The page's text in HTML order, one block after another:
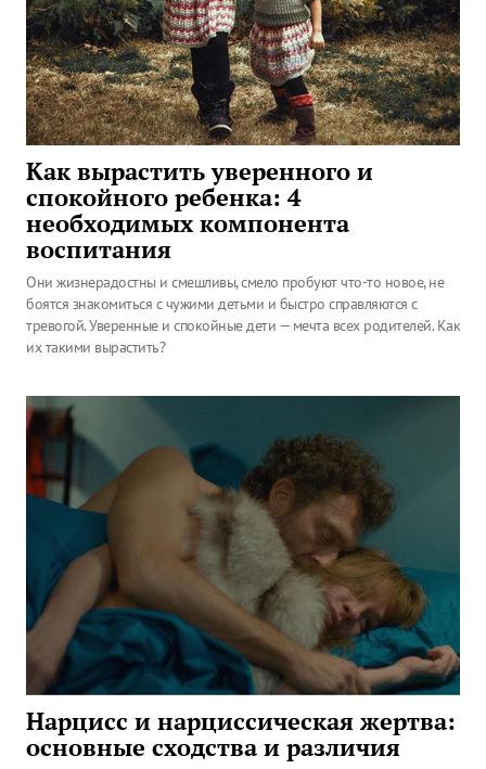
Как вырастить уверенного и
спокойного ребенка: 4
необходимых компонента
воспитания
Они жизнерадостны и смешливы, смело пробуют что-то новое, не
боятся знакомиться с чужими детьми и быстро справляются с
тревогой. Уверенные и спокойные дети — мечта всех родителей. Как
их такими вырастить?
Нарцисс и нарциссическая жертва:
основные сходства и различия